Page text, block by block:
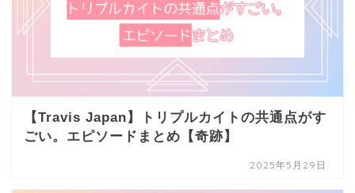
【Travis Japan】トリプルカイトの共通点がす
ごい。エピソードまとめ【奇跡】
2025年5月29日